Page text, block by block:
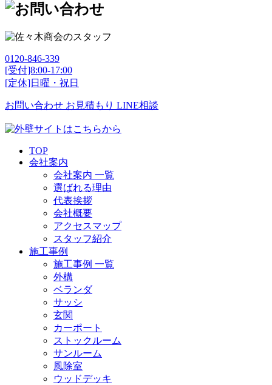
0120-846-339
[受付]8:00-17:00
[定休]日曜・祝日
お問い合わせ お見積もり LINE相談
TOP
会社案内
会社案内 一覧
選ばれる理由
代表挨拶
会社概要
アクセスマップ
スタッフ紹介
施工事例
施工事例 一覧
外構
ベランダ
サッシ
玄関
カーポート
ストックルーム
サンルーム
風除室
ウッドデッキ